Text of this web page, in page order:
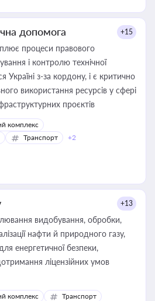
допомога +15
процеси правового
і контролю технічної
з-за кордону, і є критично
використання ресурсів у сфері
проєктів
комплекс
Транспорт +2
+13
видобування, обробки,
нафти й природного газу,
енергетичної безпеки,
ліцензійних умов
комплекс
Транспорт